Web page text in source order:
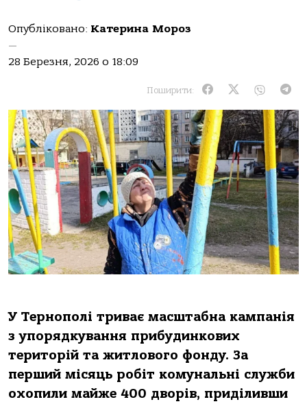
Опубліковано: Катерина Мороз
—
28 Березня, 2026 о 18:09
Поширити:
У Тернополі триває масштабна кампанія
з упорядкування прибудинкових
територій та житлового фонду. За
перший місяць робіт комунальні служби
охопили майже 400 дворів, приділивши